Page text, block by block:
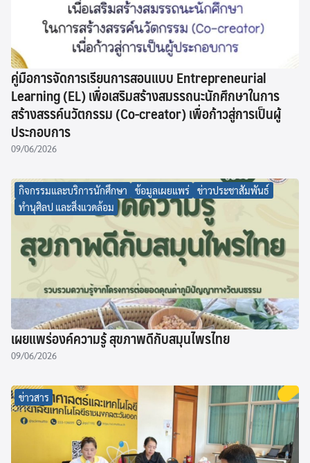
คู่มือการจัดการเรียนการสอนแบบ Entrepreneurial
Learning (EL) เพื่อเสริมสร้างสมรรถนะนักศึกษาในการ
สร้างสรรค์นวัตกรรม (Co-creator) เพื่อก้าวสู่การเป็นผู้
ประกอบการ
09/06/2026
กิจกรรมและบริการนักศึกษา ข้อมูลเผยแพร่
ข่าวประชาสัมพันธ์
ทำนุศิลป และสิ่งแวดล้อม
เผยแพร่องค์ความรู้ สุขภาพดีกับสมุนไพรไทย
09/06/2026
ข่าวสาร